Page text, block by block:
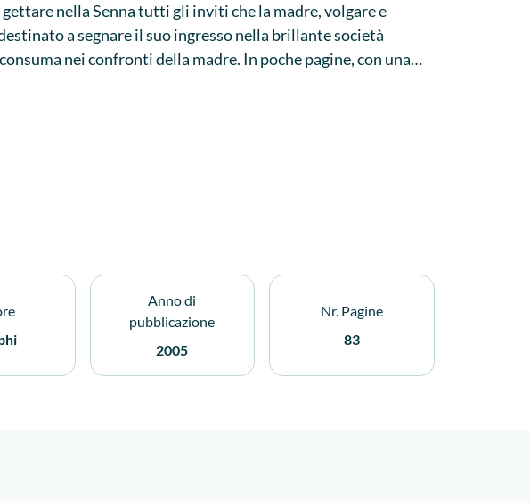
nella Senna tutti gli inviti che la madre, volgare e
a segnare il suo ingresso nella brillante società
nei confronti della madre. In poche pagine, con una
a raccontare un dramma dell'amore, del risentimento e
Anno di
pubblicazione
2005
Nr. Pagine
83